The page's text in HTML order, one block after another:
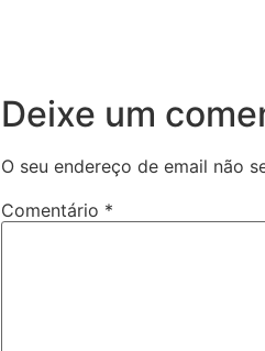
Deixe um
O seu endereço de email não
Comentário *